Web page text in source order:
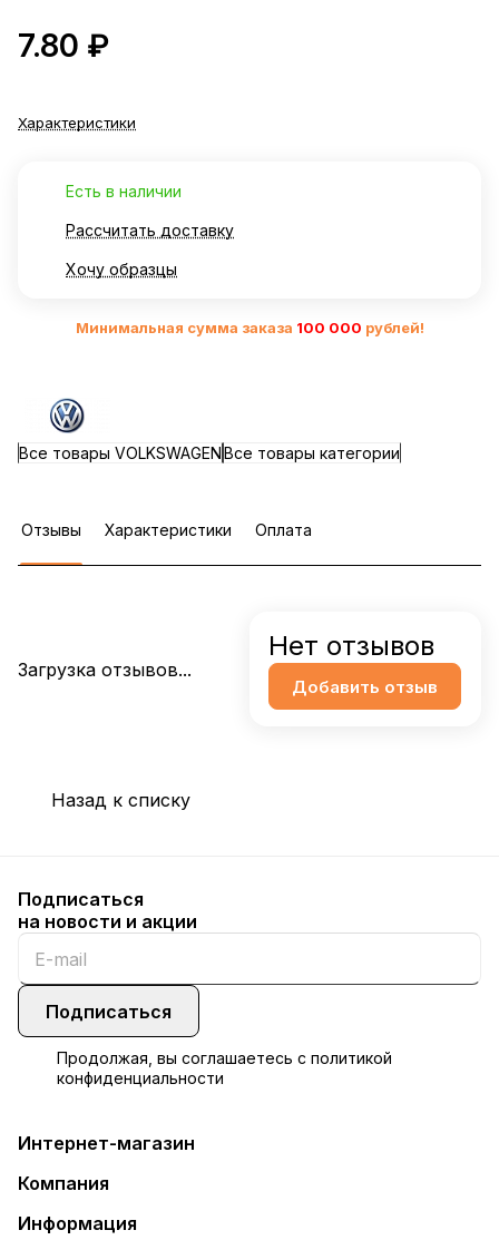
7.80 ₽
Характеристики
Есть в наличии
Рассчитать доставку
Хочу образцы
Минимальная сумма заказа 100 000 рублей!
Все товары VOLKSWAGENВсе товары категории
Отзывы Характеристики Оплата
Загрузка отзывов...
Нет отзывов
Добавить отзыв
Назад к списку
Подписаться
на новости и акции
Подписаться
Продолжая, вы соглашаетесь с политикой
конфиденциальности
Интернет-магазин
Компания
Информация